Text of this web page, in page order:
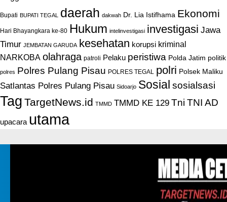
Bupati BUPATI TEGAL daerah dakwah Dr. Lia Istifhama Ekonomi
Hari Bhayangkara ke-80 Hukum intelinvestigasi investigasi Jawa
Timur JEMBATAN GARUDA kesehatan korupsi kriminal
NARKOBA olahraga patroli Pelaku peristiwa Polda Jatim politik
polres Polres Pulang Pisau POLRES TEGAL polri Polsek Maliku
Satlantas Polres Pulang Pisau Sidoarjo Sosial sosialsasi
Tag TargetNews.id TMMD TMMD KE 129 Tni TNI AD
upacara utama